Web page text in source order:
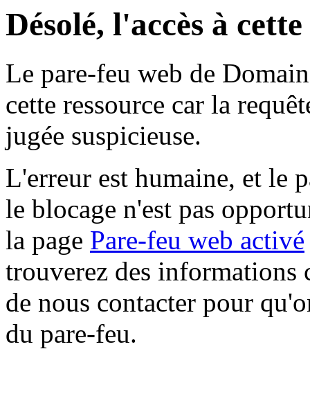
Désolé, l'accès à
Le pare-feu web de
cette ressource car la
jugée suspicieuse.
L'erreur est humaine, et le
le blocage n'est pas
la page Pare-feu web activé
trouverez des informations
de nous contacter pour
du pare-feu.